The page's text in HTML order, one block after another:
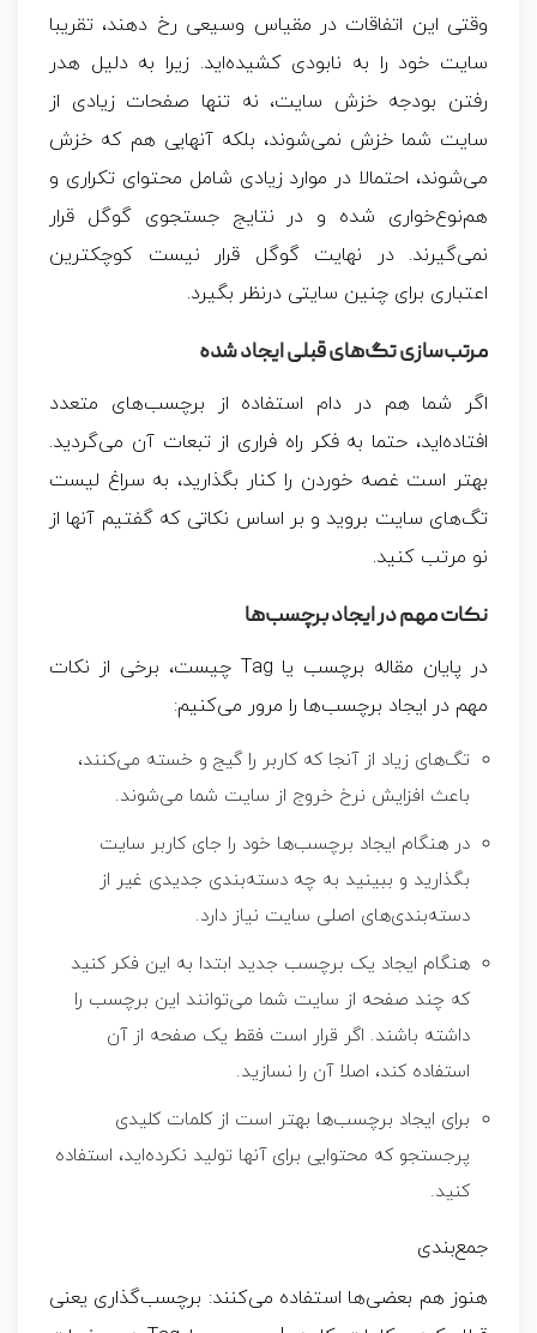
وقتی این اتفاقات در مقیاس وسیعی رخ دهند، تقریبا
سایت خود را به نابودی کشیده‌اید. زیرا به ‌دلیل هدر
رفتن بودجه خزش سایت، نه ‌تنها صفحات زیادی از
سایت شما خزش نمی‌شوند، بلکه آنهایی هم که خزش
می‌شوند، احتمالا در موارد زیادی شامل محتوای تکراری و
هم‌نوع‌خواری شده و در نتایج جستجوی گوگل قرار
نمی‌گیرند. در نهایت گوگل قرار نیست کوچکترین
اعتباری برای چنین سایتی درنظر بگیرد.
مرتب‌سازی تگ‌های قبلی ایجاد شده
اگر شما هم در دام استفاده از برچسب‌های متعدد
افتاده‌اید، حتما به فکر راه فراری از تبعات آن می‌گردید.
بهتر است غصه ‌خوردن را کنار بگذارید، به سراغ لیست
تگ‌های سایت بروید و بر اساس نکاتی که گفتیم آنها از
نو مرتب کنید.
نکات مهم در ایجاد برچسب‌ها
در پایان مقاله برچسب یا Tag چیست، برخی از نکات
مهم در ایجاد برچسب‌ها را مرور می‌کنیم:
تگ‌های زیاد از آنجا که کاربر را گیج و خسته می‌کنند،
باعث افزایش نرخ خروج از سایت شما می‌شوند.
در هنگام ایجاد برچسب‌ها خود را جای کاربر سایت
بگذارید و ببینید به چه دسته‌بندی جدیدی غیر از
دسته‌بندی‌های اصلی سایت نیاز دارد.
هنگام ایجاد یک برچسب جدید ابتدا به این فکر کنید
که چند صفحه از سایت شما می‌توانند این برچسب را
داشته باشند. اگر قرار است فقط یک صفحه از آن
استفاده کند، اصلا آن را نسازید.
برای ایجاد برچسب‌ها بهتر است از کلمات کلیدی
پرجستجو که محتوایی برای آنها تولید نکرده‌اید، استفاده
کنید.
جمع‌بندی
هنوز هم بعضی‌ها استفاده می‌کنند: برچسب‌گذاری یعنی